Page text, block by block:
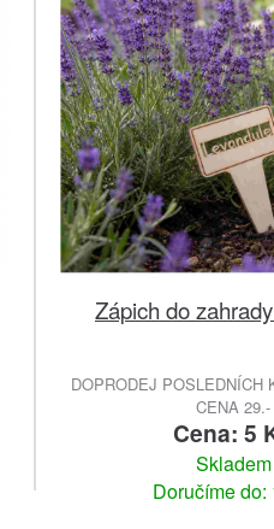
Zápich do
DOPRODEJ POSLEDNÍCH
CENA 29.-
Cena: 5
Skladem
Doručíme do: